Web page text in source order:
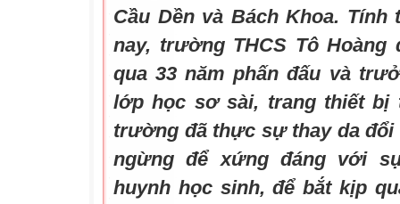
Cầu Dền và Bách Khoa.
nay, trường THCS Tô Hoàng
qua 33 năm phấn đấu và
lớp học sơ sài, trang thiết bị
trường đã thực sự thay da
ngừng để xứng đáng với
huynh học sinh, để bắt kịp